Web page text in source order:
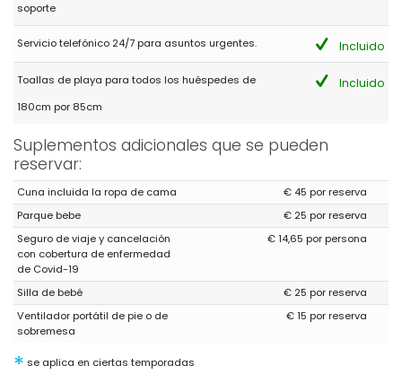
Bedankt voor de geweldige tijd in jullie prachtige huis. We
hebben genoten! We komen graag nog eens terug.
(Traducido por Google)
Hermosa casa en una hermosa ubicación. Bonita decoración y
camas muy cómodas. Muy recomendable para pasar las
vacaciones.
¡Nosotros disfrutamos! Nos gustaría volver de nuevo.
- 8,1
- Julio 2022 - Holanda :
(Texto original)
Heerlijk en geweldig huis/zwembad en dicht bij Moraira
(Traducido por Google)
Encantadora y gran casa/piscina y cerca de Moraira
- 8,0
soporte
Servicio telefónico 24/7 para asuntos urgentes. Incluido
Toallas de playa para todos los huéspedes de
180cm por 85cm
Incluido
Suplementos adicionales que se pueden
reservar:
Cuna incluida la ropa de cama
€ 45 por reserva
Parque bebe
€ 25 por reserva
Seguro de viaje y cancelación
con cobertura de enfermedad
de Covid-19
€ 14,65 por persona
Silla de bebé
€ 25 por reserva
Ventilador portátil de pie o de
sobremesa
€ 15 por reserva
* se aplica en ciertas temporadas